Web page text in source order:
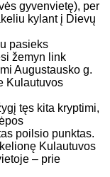
gyvenvietę), per
kylant į Dievų
pasieks
žemyn link
Augustausko g.
Kulautuvos
tęs kita kryptimi,
poilsio punktas.
Kulautuvos
– prie